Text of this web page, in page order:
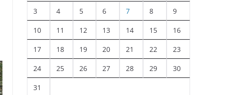
3 4 5 6 7 8 9
10 11 12 13 14 15 16
17 18 19 20 21 22 23
24 25 26 27 28 29 30
31